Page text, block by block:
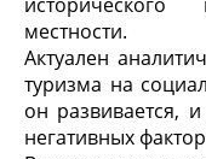
местности.
Актуален
туризма на
он развивается,
негативных